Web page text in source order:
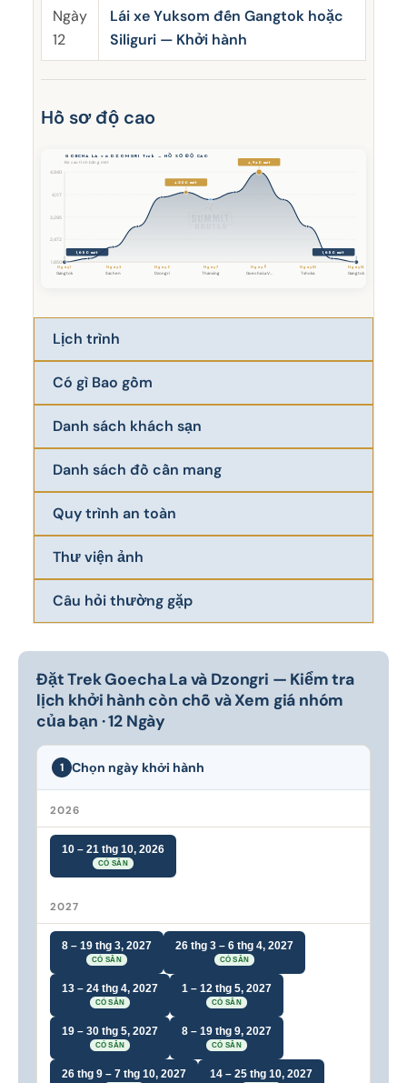
Ngày
12
Lái xe Yuksom đến Gangtok hoặc
Siliguri — Khởi hành
Hồ sơ độ cao
GOECHA LA và DZONGRI Trek — HỒ SƠ ĐỘ CAO
Độ cao tính bằng mét
1,650
2,472
3,295
4,117
4,940
1,650 mét
4.200 mét
4,940 mét
1,650 mét
Ngày 1
Gangtok
Ngày 3
Sachen
Ngày 5
Dzongri
Ngày 7
Thansing
Ngày 9
Goecha La V...
Ngày 10
Tshoka
Ngày 12
Gangtok
Lịch trình
Có gì Bao gồm
Danh sách khách sạn
Danh sách đồ cần mang
Quy trình an toàn
Thư viện ảnh
Câu hỏi thường gặp
Đặt Trek Goecha La và Dzongri — Kiểm tra
lịch khởi hành còn chỗ và Xem giá nhóm
của bạn · 12 Ngày
1 Chọn ngày khởi hành
2026
10 – 21 thg 10, 2026
CÓ SẴN
2027
8 – 19 thg 3, 2027
CÓ SẴN
26 thg 3 – 6 thg 4, 2027
CÓ SẴN
13 – 24 thg 4, 2027
CÓ SẴN
1 – 12 thg 5, 2027
CÓ SẴN
19 – 30 thg 5, 2027
CÓ SẴN
8 – 19 thg 9, 2027
CÓ SẴN
26 thg 9 – 7 thg 10, 2027 14 – 25 thg 10, 2027